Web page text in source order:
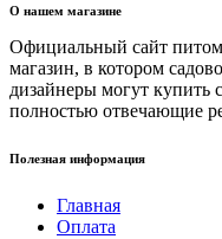
О нашем магазине
Официальный сайт
магазин, в котором
дизайнеры могут купить
полностью отвечающие
Полезная информация
Главная
Оплата